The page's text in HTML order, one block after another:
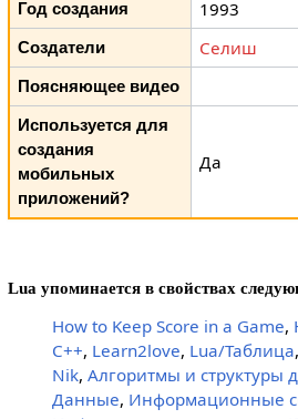
Год создания 1993
Создатели Селиш
Поясняющее видео
Используется для
создания
мобильных
приложений?
Да
Lua упоминается в свойствах
How to Keep Score in a Game,
C++, Learn2love, Lua/Таблица,
Nik, Алгоритмы и структуры
Данные, Информационные